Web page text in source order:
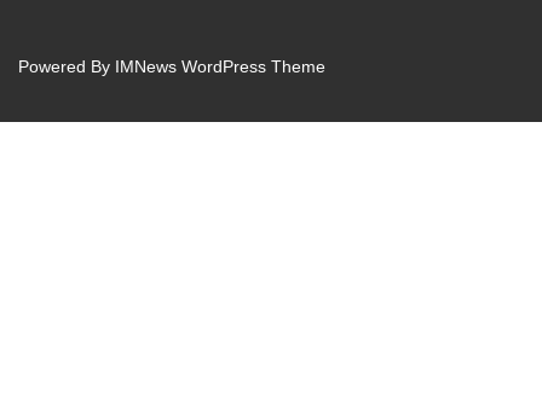
Powered By IMNews WordPress Theme